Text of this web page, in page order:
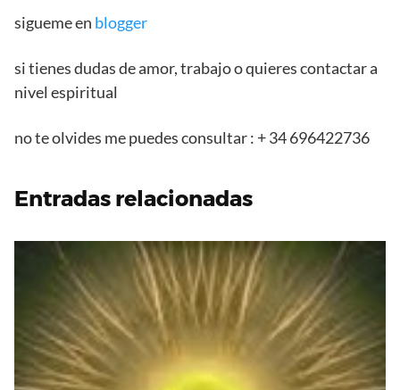
sigueme en blogger
si tienes dudas de amor, trabajo o quieres contactar a
nivel espiritual
no te olvides me puedes consultar : + 34 696422736
Entradas relacionadas